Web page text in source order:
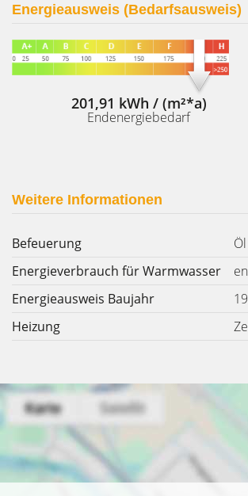
Energieausweis (Bedarfsausweis)
201,91 kWh / (m²*a)
Endenergiebedarf
Weitere Informationen
Befeuerung
Öl
Energieverbrauch für Warmwasser
Energieausweis Baujahr
Heizung